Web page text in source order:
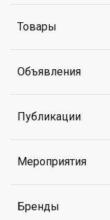
Товары
Объявления
Публикации
Мероприятия
Бренды